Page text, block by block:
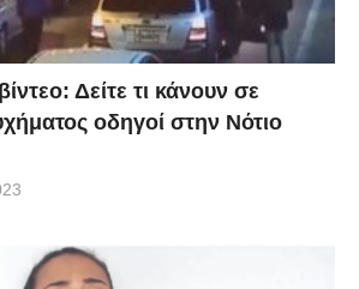
Δείτε τι κάνουν σε
οδηγοί στην Νότιο